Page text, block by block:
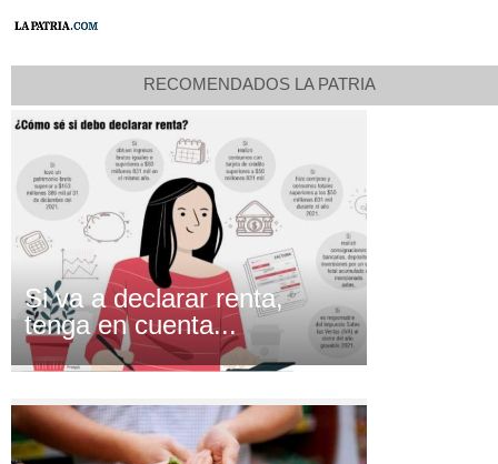
RECOMENDADOS LA PATRIA
Si va a declarar renta,
tenga en cuenta...